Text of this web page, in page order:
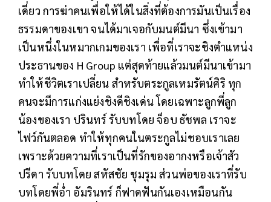
เดี่ยว การฆ่าคนเพื่อให้ได้ในสิ่งที่ต้องการมันเป็นเรื่อง
ธรรมดาของเขา จนได้มาเจอกับมนต์มีนา ซึ่งเข้ามา
เป็นหนึ่งในหมากเกมของเรา เพื่อที่เราจะชิงตำแหน่ง
ประธานของ H Group แต่สุดท้ายแล้วมนต์มีนาเข้ามา
ทำให้ชีวิตเราเปลี่ยน สำหรับตระกูลเหมรัตน์ศิริ ทุก
คนจะมีการแก่งแย่งชิงดีชิงเด่น โดยเฉพาะลูกพี่ลูก
น้องของเรา ปรินทร์ รับบทโดย จ็อบ ธัชพล เราจะ
ไฟว์กันตลอด ทำให้ทุกคนในตระกูลไม่ชอบเราเลย
เพราะด้วยความที่เราเป็นที่รักของอากงหรือเจ้าสัว
ปรีดา รับบทโดย สหัสชัย ชุมรุม ส่วนพ่อของเราที่รับ
บทโดยพี่อ่ำ อัมรินทร์ ก็ฟาดฟันกันเองเหมือนกัน